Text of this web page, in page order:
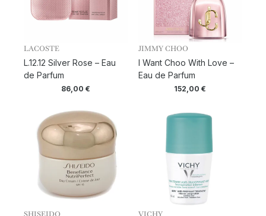
LACOSTE
L.12.12 Silver Rose – Eau
de Parfum
86,00€
JIMMY CHOO
I Want Choo With Love –
Eau de Parfum
152,00€